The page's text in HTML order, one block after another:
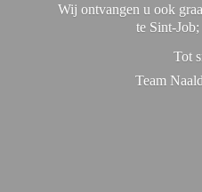
Wij ontvangen u ook
te Sint-
Tot
Team